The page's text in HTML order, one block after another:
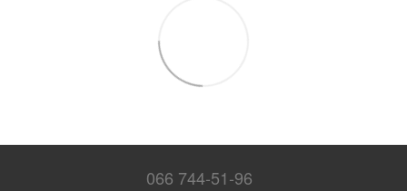
066 744-51-96